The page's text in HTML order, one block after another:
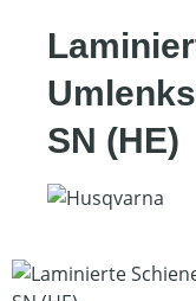
SN (HE)
Bildergalerie